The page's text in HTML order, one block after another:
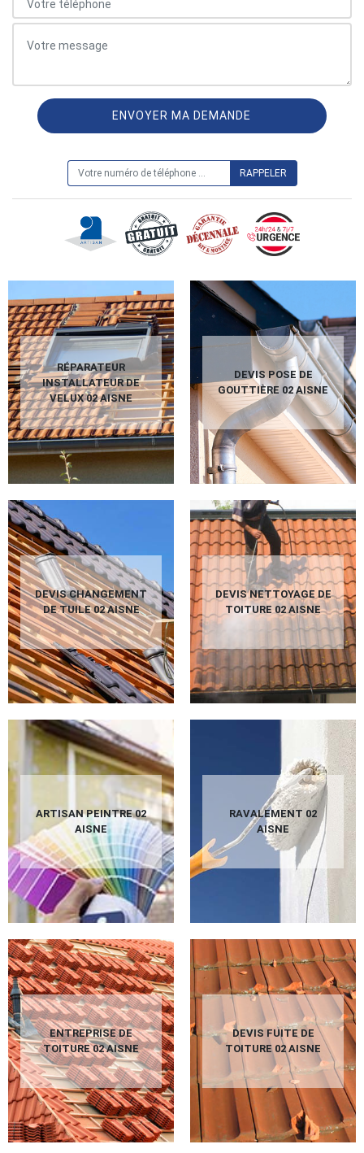
RÉPARATEUR
INSTALLATEUR DE
VELUX 02 AISNE
DEVIS POSE DE
GOUTTIÈRE 02 AISNE
DEVIS CHANGEMENT
DE TUILE 02 AISNE
DEVIS NETTOYAGE DE
TOITURE 02 AISNE
ARTISAN PEINTRE 02
AISNE
RAVALEMENT 02
AISNE
ENTREPRISE DE
TOITURE 02 AISNE
DEVIS FUITE DE
TOITURE 02 AISNE